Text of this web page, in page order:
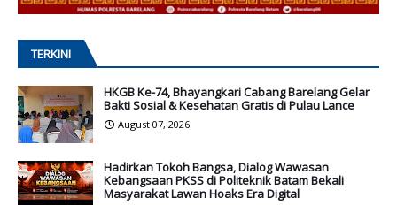
TERKINI
HKGB Ke-74, Bhayangkari Cabang Barelang Gelar
Bakti Sosial & Kesehatan Gratis di Pulau Lance
August 07, 2026
Hadirkan Tokoh Bangsa, Dialog Wawasan
Kebangsaan PKSS di Politeknik Batam Bekali
Masyarakat Lawan Hoaks Era Digital